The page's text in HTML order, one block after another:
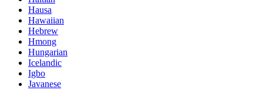
Hausa
Hawaiian
Hebrew
Hmong
Hungarian
Icelandic
Igbo
Javanese